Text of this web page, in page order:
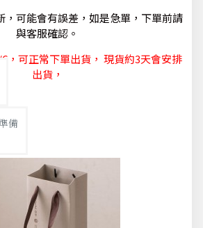
備
，可能會有誤差，如是急單，下單前請
與客服確認。
，可正常下單出貨， 現貨約3天會安排
出貨，